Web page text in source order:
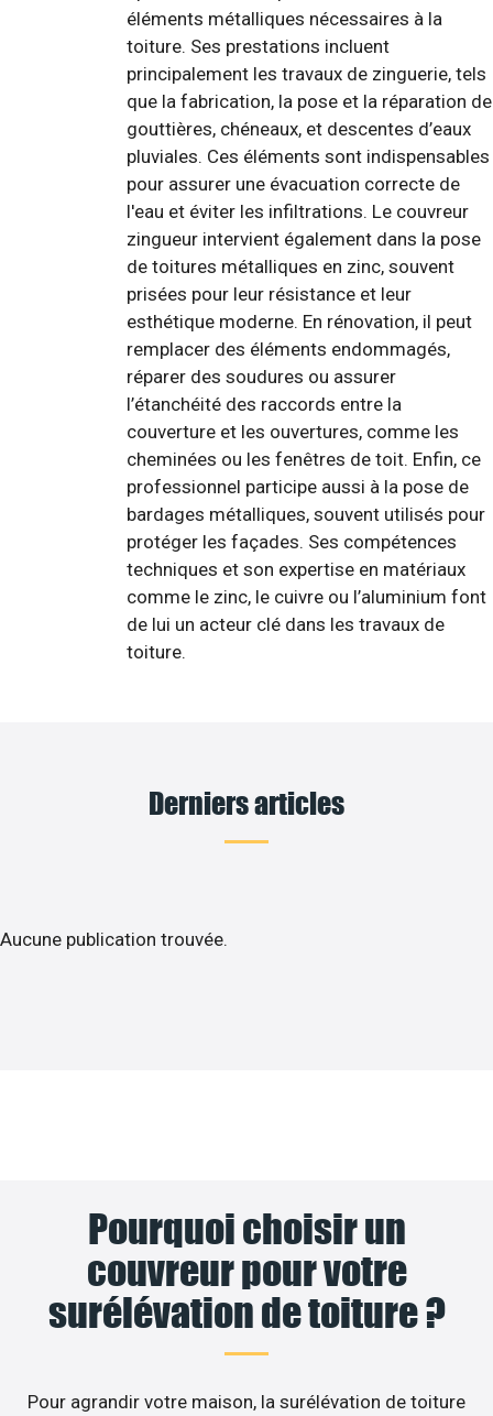
éléments métalliques nécessaires à la
toiture. Ses prestations incluent
principalement les travaux de zinguerie, tels
que la fabrication, la pose et la réparation de
gouttières, chéneaux, et descentes d’eaux
pluviales. Ces éléments sont indispensables
pour assurer une évacuation correcte de
l'eau et éviter les infiltrations. Le couvreur
zingueur intervient également dans la pose
de toitures métalliques en zinc, souvent
prisées pour leur résistance et leur
esthétique moderne. En rénovation, il peut
remplacer des éléments endommagés,
réparer des soudures ou assurer
l’étanchéité des raccords entre la
couverture et les ouvertures, comme les
cheminées ou les fenêtres de toit. Enfin, ce
professionnel participe aussi à la pose de
bardages métalliques, souvent utilisés pour
protéger les façades. Ses compétences
techniques et son expertise en matériaux
comme le zinc, le cuivre ou l’aluminium font
de lui un acteur clé dans les travaux de
toiture.
Derniers articles
Aucune publication trouvée.
Pourquoi choisir un
couvreur pour votre
surélévation de toiture ?
Pour agrandir votre maison, la surélévation de toiture